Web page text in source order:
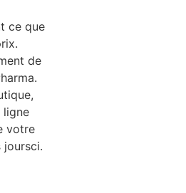
ce que
de
ligne
votre
joursci.